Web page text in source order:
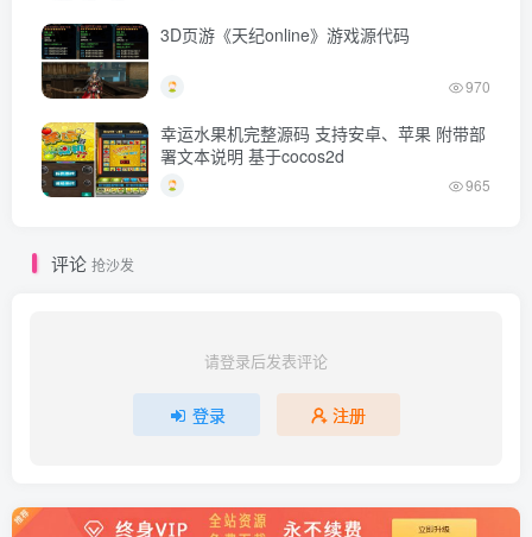
3D页游《天纪online》游戏源代码
970
幸运水果机完整源码 支持安卓、苹果 附带部
署文本说明 基于cocos2d
965
评论 抢沙发
请登录后发表评论
登录 注册